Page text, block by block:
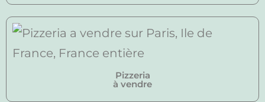
Pizzeria
à vendre